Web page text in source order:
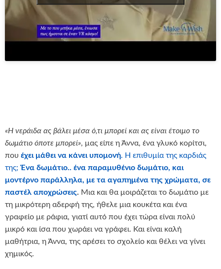
«Η νεράιδα ας βάλει μέσα ό,τι μπορεί και ας είναι έτοιμο το
δωμάτιο όποτε μπορεί», μας είπε η Άννα, ένα γλυκό κορίτσι,
που έχει μάθει να κάνει υπομονή. Η επιθυμία της καρδιάς
της; Ένα δωμάτιο.. ένα παραμυθένιο δωμάτιο, και
μοντέρνο παράλληλα, με τα αγαπημένα της χρώματα, σε
παστέλ αποχρώσεις. Μια και θα μοιράζεται το δωμάτιο με
τη μικρότερη αδερφή της, ήθελε μια κουκέτα και ένα
γραφείο με ράφια, γιατί αυτό που έχει τώρα είναι πολύ
μικρό και ίσα που χωράει να γράφει. Και είναι καλή
μαθήτρια, η Άννα, της αρέσει το σχολείο και θέλει να γίνει
χημικός.